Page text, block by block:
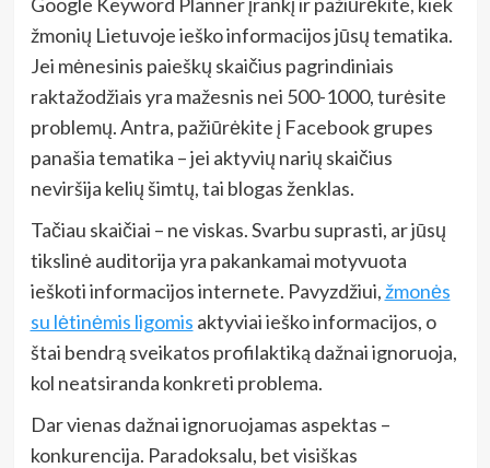
žmonių Lietuvoje ieško informacijos jūsų tematika.
Jei mėnesinis paieškų skaičius pagrindiniais
raktažodžiais yra mažesnis nei 500-1000, turėsite
problemų. Antra, pažiūrėkite į Facebook grupes
panašia tematika – jei aktyvių narių skaičius
neviršija kelių šimtų, tai blogas ženklas.
Tačiau skaičiai – ne viskas. Svarbu suprasti, ar jūsų
tikslinė auditorija yra pakankamai motyvuota
ieškoti informacijos internete. Pavyzdžiui, žmonės
su lėtinėmis ligomis aktyviai ieško informacijos, o
štai bendrą sveikatos profilaktiką dažnai ignoruoja,
kol neatsiranda konkreti problema.
Dar vienas dažnai ignoruojamas aspektas –
konkurencija. Paradoksalu, bet visiškas